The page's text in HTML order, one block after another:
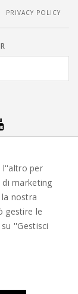
PRIVACY POLICY
VIAGGI
MESSICO
-
-OFFERTE
TUTTI I DIRITTI
l''altro per
marketing
nostra
gestire le
''Gestisci
e cookie di